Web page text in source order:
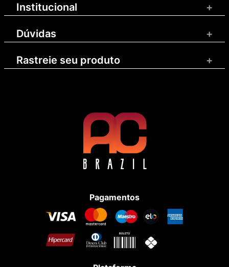
Institucional +
Dúvidas +
Rastreie seu produto +
Pagamentos